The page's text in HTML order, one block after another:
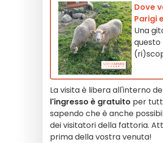
Dove
Parigi
Una
questo
La visita è libera all'interno
l'ingresso è gratuito per
sapendo che è anche
dei visitatori della fattoria.
prima della vostra venuta!